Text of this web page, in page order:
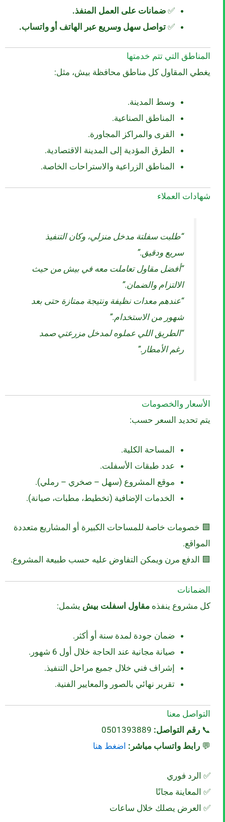
✅ ضمانات على العمل المنفذ.
✅ تواصل سهل وسريع عبر الهاتف أو واتساب.
المناطق التي تتم خدمتها
يغطي المقاول كل مناطق محافظة بيش، مثل:
وسط المدينة.
المناطق الصناعية.
القرى والمراكز المجاورة.
الطرق المؤدية إلى المدينة الاقتصادية.
المناطق الزراعية والاستراحات الخاصة.
شهادات العملاء
“طلبت سفلتة مدخل منزلي، وكان التنفيذ
سريع ودقيق.”
“أفضل مقاول تعاملت معه في بيش من حيث
الالتزام والضمان.”
“عندهم معدات نظيفة ونتيجة ممتازة حتى بعد
شهور من الاستخدام.”
“الطريق اللي عملوه لمدخل مزرعتي صمد
رغم الأمطار.”
الأسعار والخصومات
يتم تحديد السعر حسب:
المساحة الكلية.
عدد طبقات الأسفلت.
موقع المشروع (سهل – صخري – رملي).
الخدمات الإضافية (تخطيط، مطبات، صيانة).
🟩 خصومات خاصة للمساحات الكبيرة أو المشاريع متعددة
المواقع.
🟩 الدفع مرن ويمكن التفاوض عليه حسب طبيعة المشروع.
الضمانات
كل مشروع ينفذه مقاول اسفلت بيش يشمل:
ضمان جودة لمدة سنة أو أكثر.
صيانة مجانية عند الحاجة خلال أول 6 شهور.
إشراف فني خلال جميع مراحل التنفيذ.
تقرير نهائي بالصور والمعايير الفنية.
التواصل معنا
📞 رقم التواصل:
💬 رابط واتساب مباشر: اضغط هنا
✅ الرد فوري
✅ المعاينة مجانًا
✅ العرض يصلك خلال ساعات